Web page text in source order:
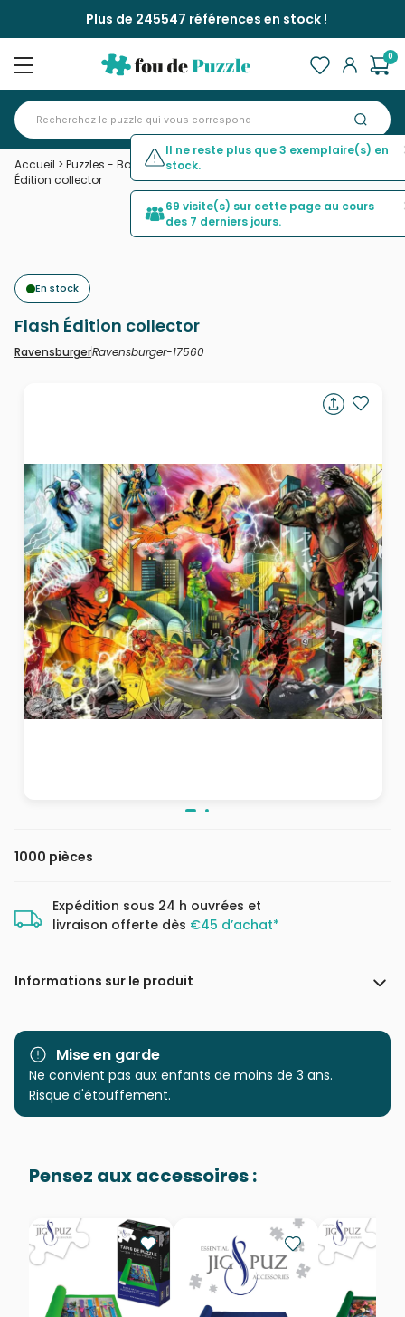
Plus de 245547 références en stock !
0
Accueil > Puzzles - Bandes Dessinées et Dessins Animés
Édition collector
En stock
Flash Édition collector
RavensburgerRavensburger-17560
1000 pièces
Expédition sous 24 h ouvrées et
livraison offerte dès €45 d’achat*
Informations sur le produit
Marque
Ravensburger, le leader
Catégorie
48.000 pièces)
Provenance Puzzles fabriqués en France
EAN 4005556175604
Nombre de pièces 1000 pièces
Mise en garde
Ne convient pas aux enfants de moins de 3 ans.
Risque d'étouffement.
Pensez aux accessoires :
Il ne reste plus que 3 exemplaire(s) en
stock.
69 visite(s) sur cette page au cours
des 7 derniers jours.